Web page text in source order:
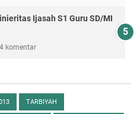
Ijasah S1 Guru SD/MI
komentar
TARBIYAH